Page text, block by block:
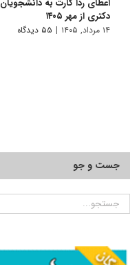
اعطای ردا کارت به دانشجویان
دکتری از مهر ۱۴۰۵
۱۴ مرداد, ۱۴۰۵ | ۵۵ دیدگاه
جست و جو
جستجو